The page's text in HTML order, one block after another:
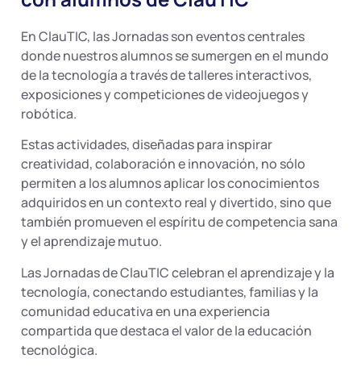
En ClauTIC, las Jornadas son eventos centrales
donde nuestros alumnos se sumergen en el mundo
de la tecnología a través de talleres interactivos,
exposiciones y competiciones de videojuegos y
robótica.
Estas actividades, diseñadas para inspirar
creatividad, colaboración e innovación, no sólo
permiten a los alumnos aplicar los conocimientos
adquiridos en un contexto real y divertido, sino que
también promueven el espíritu de competencia sana
y el aprendizaje mutuo.
Las Jornadas de ClauTIC celebran el aprendizaje y la
tecnología, conectando estudiantes, familias y la
comunidad educativa en una experiencia
compartida que destaca el valor de la educación
tecnológica.